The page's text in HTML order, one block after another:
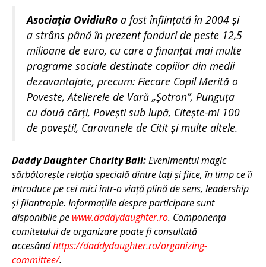
Asociația OvidiuRo a fost înființată în 2004 și
a strâns până în prezent fonduri de peste 12,5
milioane de euro, cu care a finanțat mai multe
programe sociale destinate copiilor din medii
dezavantajate, precum: Fiecare Copil Merită o
Poveste, Atelierele de Vară „Șotron”, Punguța
cu două cărți, Povești sub lupă, Citește-mi 100
de povești!, Caravanele de Citit și multe altele.
Daddy Daughter Charity Ball:Evenimentul magic
sărbătorește relația specială dintre tați și fiice, în timp ce îi
introduce pe cei mici într-o viață plină de sens, leadership
și filantropie. Informațiile despre participare sunt
disponibile pe www.daddydaughter.ro. Componența
comitetului de organizare poate fi consultată
accesândhttps://daddydaughter.ro/organizing-
committee/.